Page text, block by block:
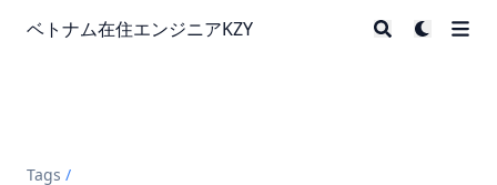
ベトナム在住エンジニアKZY
Tags /